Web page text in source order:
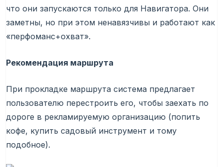
что они запускаются только для Навигатора. Они
заметны, но при этом ненавязчивы и работают как
«перфоманс+охват».
Рекомендация маршрута
При прокладке маршрута система предлагает
пользователю перестроить его, чтобы заехать по
дороге в рекламируемую организацию (попить
кофе, купить садовый инструмент и тому
подобное).